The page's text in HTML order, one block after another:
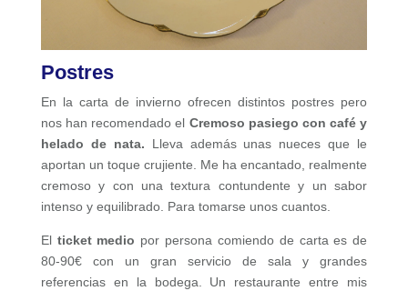
Postres
En la carta de invierno ofrecen distintos postres pero
nos han recomendado el Cremoso pasiego con café y
helado de nata. Lleva además unas nueces que le
aportan un toque crujiente. Me ha encantado, realmente
cremoso y con una textura contundente y un sabor
intenso y equilibrado. Para tomarse unos cuantos.
El ticket medio por persona comiendo de carta es de
80-90€ con un gran servicio de sala y grandes
referencias en la bodega. Un restaurante entre mis